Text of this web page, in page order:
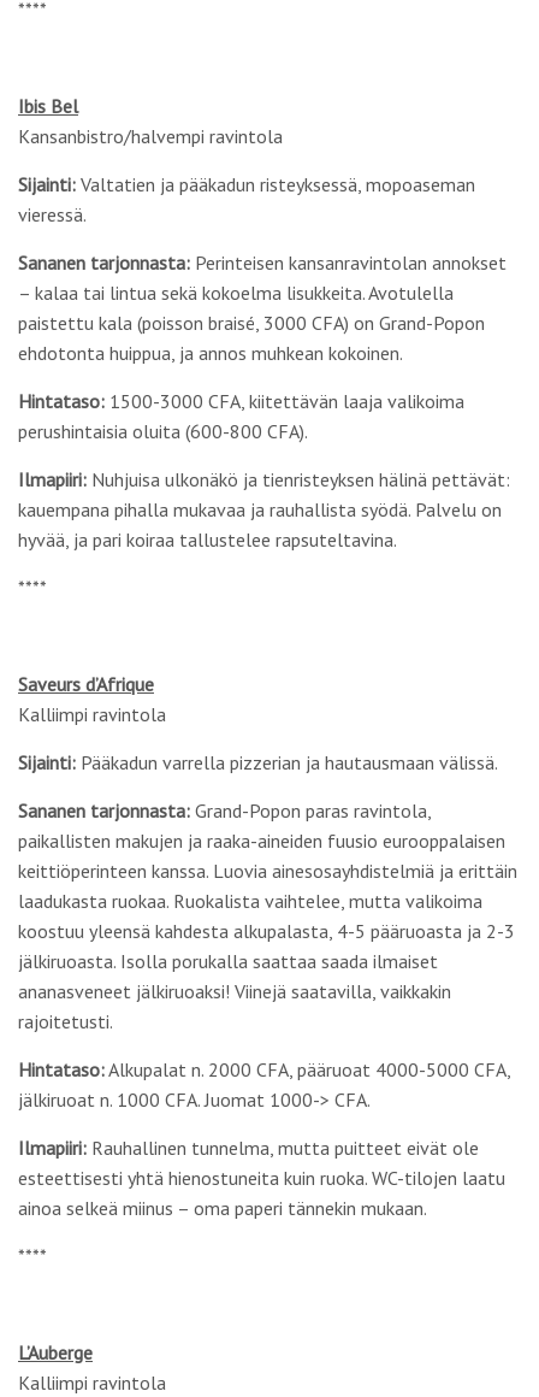
****
Ibis Bel
Kansanbistro/halvempi ravintola
Sijainti: Valtatien ja pääkadun risteyksessä, mopoaseman
vieressä.
Sananen tarjonnasta: Perinteisen kansanravintolan annokset
– kalaa tai lintua sekä kokoelma lisukkeita. Avotulella
paistettu kala (poisson braisé, 3000 CFA) on Grand-Popon
ehdotonta huippua, ja annos muhkean kokoinen.
Hintataso: 1500-3000 CFA, kiitettävän laaja valikoima
perushintaisia oluita (600-800 CFA).
Ilmapiiri: Nuhjuisa ulkonäkö ja tienristeyksen hälinä pettävät:
kauempana pihalla mukavaa ja rauhallista syödä. Palvelu on
hyvää, ja pari koiraa tallustelee rapsuteltavina.
****
Saveurs d’Afrique
Kalliimpi ravintola
Sijainti: Pääkadun varrella pizzerian ja hautausmaan välissä.
Sananen tarjonnasta: Grand-Popon paras ravintola,
paikallisten makujen ja raaka-aineiden fuusio eurooppalaisen
keittiöperinteen kanssa. Luovia ainesosayhdistelmiä ja erittäin
laadukasta ruokaa. Ruokalista vaihtelee, mutta valikoima
koostuu yleensä kahdesta alkupalasta, 4-5 pääruoasta ja 2-3
jälkiruoasta. Isolla porukalla saattaa saada ilmaiset
ananasveneet jälkiruoaksi! Viinejä saatavilla, vaikkakin
rajoitetusti.
Hintataso:Alkupalat n. 2000 CFA, pääruoat 4000-5000 CFA,
jälkiruoat n. 1000 CFA. Juomat 1000-> CFA.
Ilmapiiri: Rauhallinen tunnelma, mutta puitteet eivät ole
esteettisesti yhtä hienostuneita kuin ruoka. WC-tilojen laatu
ainoa selkeä miinus – oma paperi tännekin mukaan.
****
L’Auberge
Kalliimpi ravintola